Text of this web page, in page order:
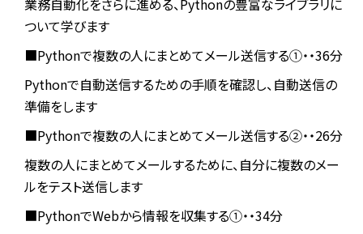
業務自動化をさらに進める、Pythonの豊富なライブラリに
ついて学びます
■Pythonで複数の人にまとめてメール送信する①・・36分
Pythonで自動送信するための手順を確認し、自動送信の
準備をします
■Pythonで複数の人にまとめてメール送信する②・・26分
複数の人にまとめてメールするために、自分に複数のメー
ルをテスト送信します
■PythonでWebから情報を収集する①・・34分